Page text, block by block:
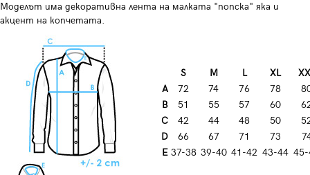
Моделът има декоративна лента на малката "попска" яка и
акцент на копчетата.
S M L XL
A
72 74 76 78
B
51 55 57 60
C
42 44 48 50
D
66 67 71 73
E 37-38 39-40 41-42 43-44